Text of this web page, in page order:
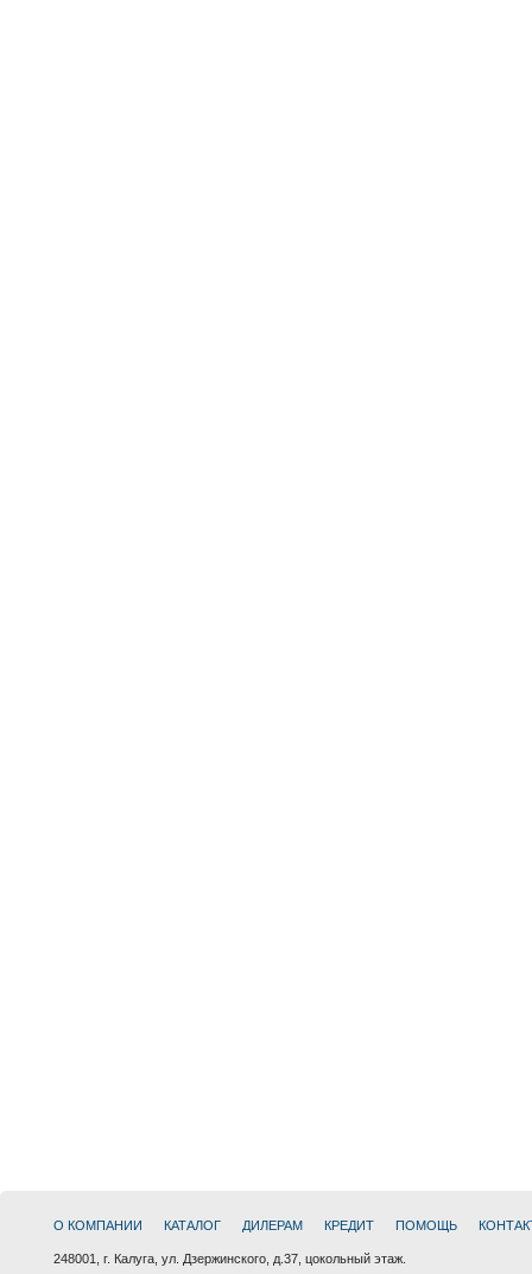
О КОМПАНИИ КАТАЛОГ ДИЛЕРАМ КРЕДИТ ПОМОЩЬ
248001, г. Калуга, ул. Дзержинского, д.37, цокольный этаж.